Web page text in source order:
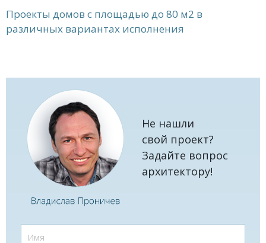
Проекты домов с площадью до 80 м2 в
различных вариантах исполнения
Не нашли
свой проект?
Задайте вопрос
архитектору!